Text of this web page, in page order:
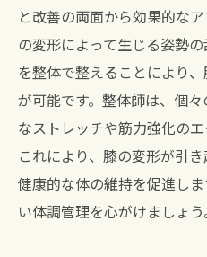
と改善の両面から効果的な
の変形によって生じる姿勢
を整体で整えることにより
が可能です。整体師は、個
なストレッチや筋力強化のエ
これにより、膝の変形が引
健康的な体の維持を促進し
い体調管理を心がけましょう